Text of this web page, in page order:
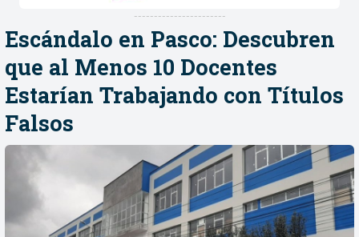
-----------------------
Escándalo en Pasco: Descubren
que al Menos 10 Docentes
Estarían Trabajando con Títulos
Falsos